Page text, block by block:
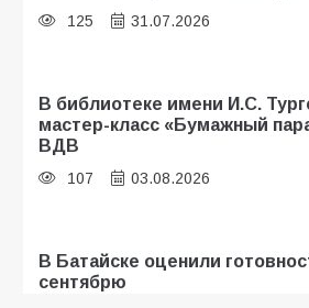
125 31.07.2026
В библиотеке имени И.С.
мастер-класс «Бумажный
ВДВ
107 03.08.2026
В Батайске оценили
сентябрю